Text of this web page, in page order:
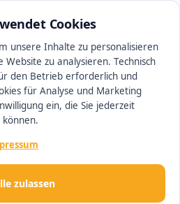
Cookies
unsere Inhalte zu personalisieren
zu analysieren. Technisch
den Betrieb erforderlich und
für Analyse und Marketing
ein, die Sie jederzeit
zulassen